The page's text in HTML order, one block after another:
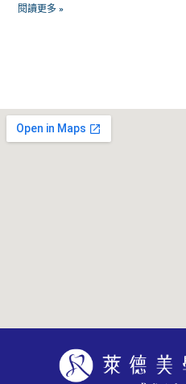
閱讀更多 »